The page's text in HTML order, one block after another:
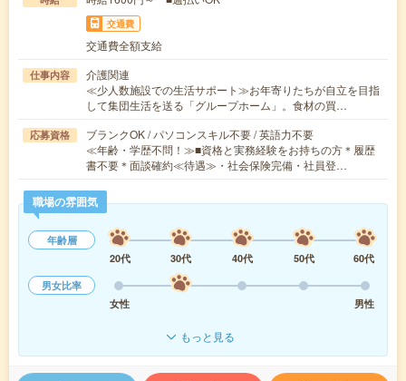
交通費
交通費全額支給
仕事内容
介護関連
≪少人数施設での生活サポート≫お年寄りたちが自立を目指
して集団生活を送る「グループホーム」。食材の買…
応募資格
ブランクOK / パソコンスキル不要 / 英語力不要
≪年齢・学歴不問！≫■資格と実務経験をお持ちの方＊履歴
書不要＊面談確約≪待遇≫・社会保険完備・社員登…
職場の雰囲気
年齢層
20代
30代 40代 50代
60代
男女比率
女性
男性
もっと見る